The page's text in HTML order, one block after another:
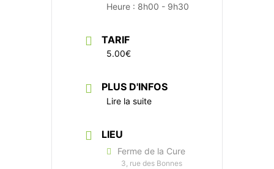
Heure : 8h00 - 9h30
TARIF
5.00€
PLUS D'INFOS
Lire la suite
LIEU
Ferme de la Cure
3, rue des Bonnes